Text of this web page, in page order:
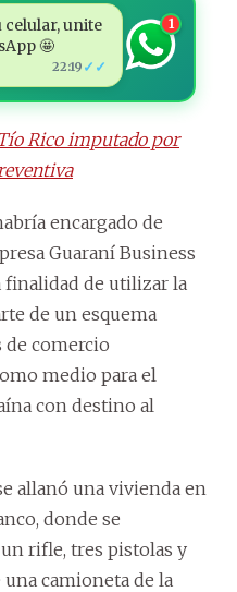
celular, unite
🤩
22:19 ✓✓
1
Rico imputado por
encargado de
Guaraní Business
finalidad de utilizar la
de un esquema
comercio
medio para el
con destino al
allanó una vivienda en
donde se
rifle, tres pistolas y
camioneta de la